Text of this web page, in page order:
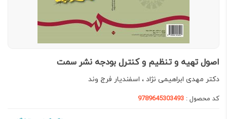
اصول تهیه و تنظیم و کنترل بودجه نشر سمت
دكتر مهدی ابراهيمی ‌نژاد ، اسفنديار فرج‌ وند
کد محصول : 9789645303493